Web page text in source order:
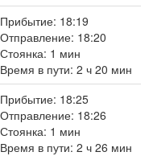
Прибытие: 18:19
Отправление: 18:20
Стоянка: 1 мин
Время в пути: 2 ч 20 мин
Прибытие: 18:25
Отправление: 18:26
Стоянка: 1 мин
Время в пути: 2 ч 26 мин